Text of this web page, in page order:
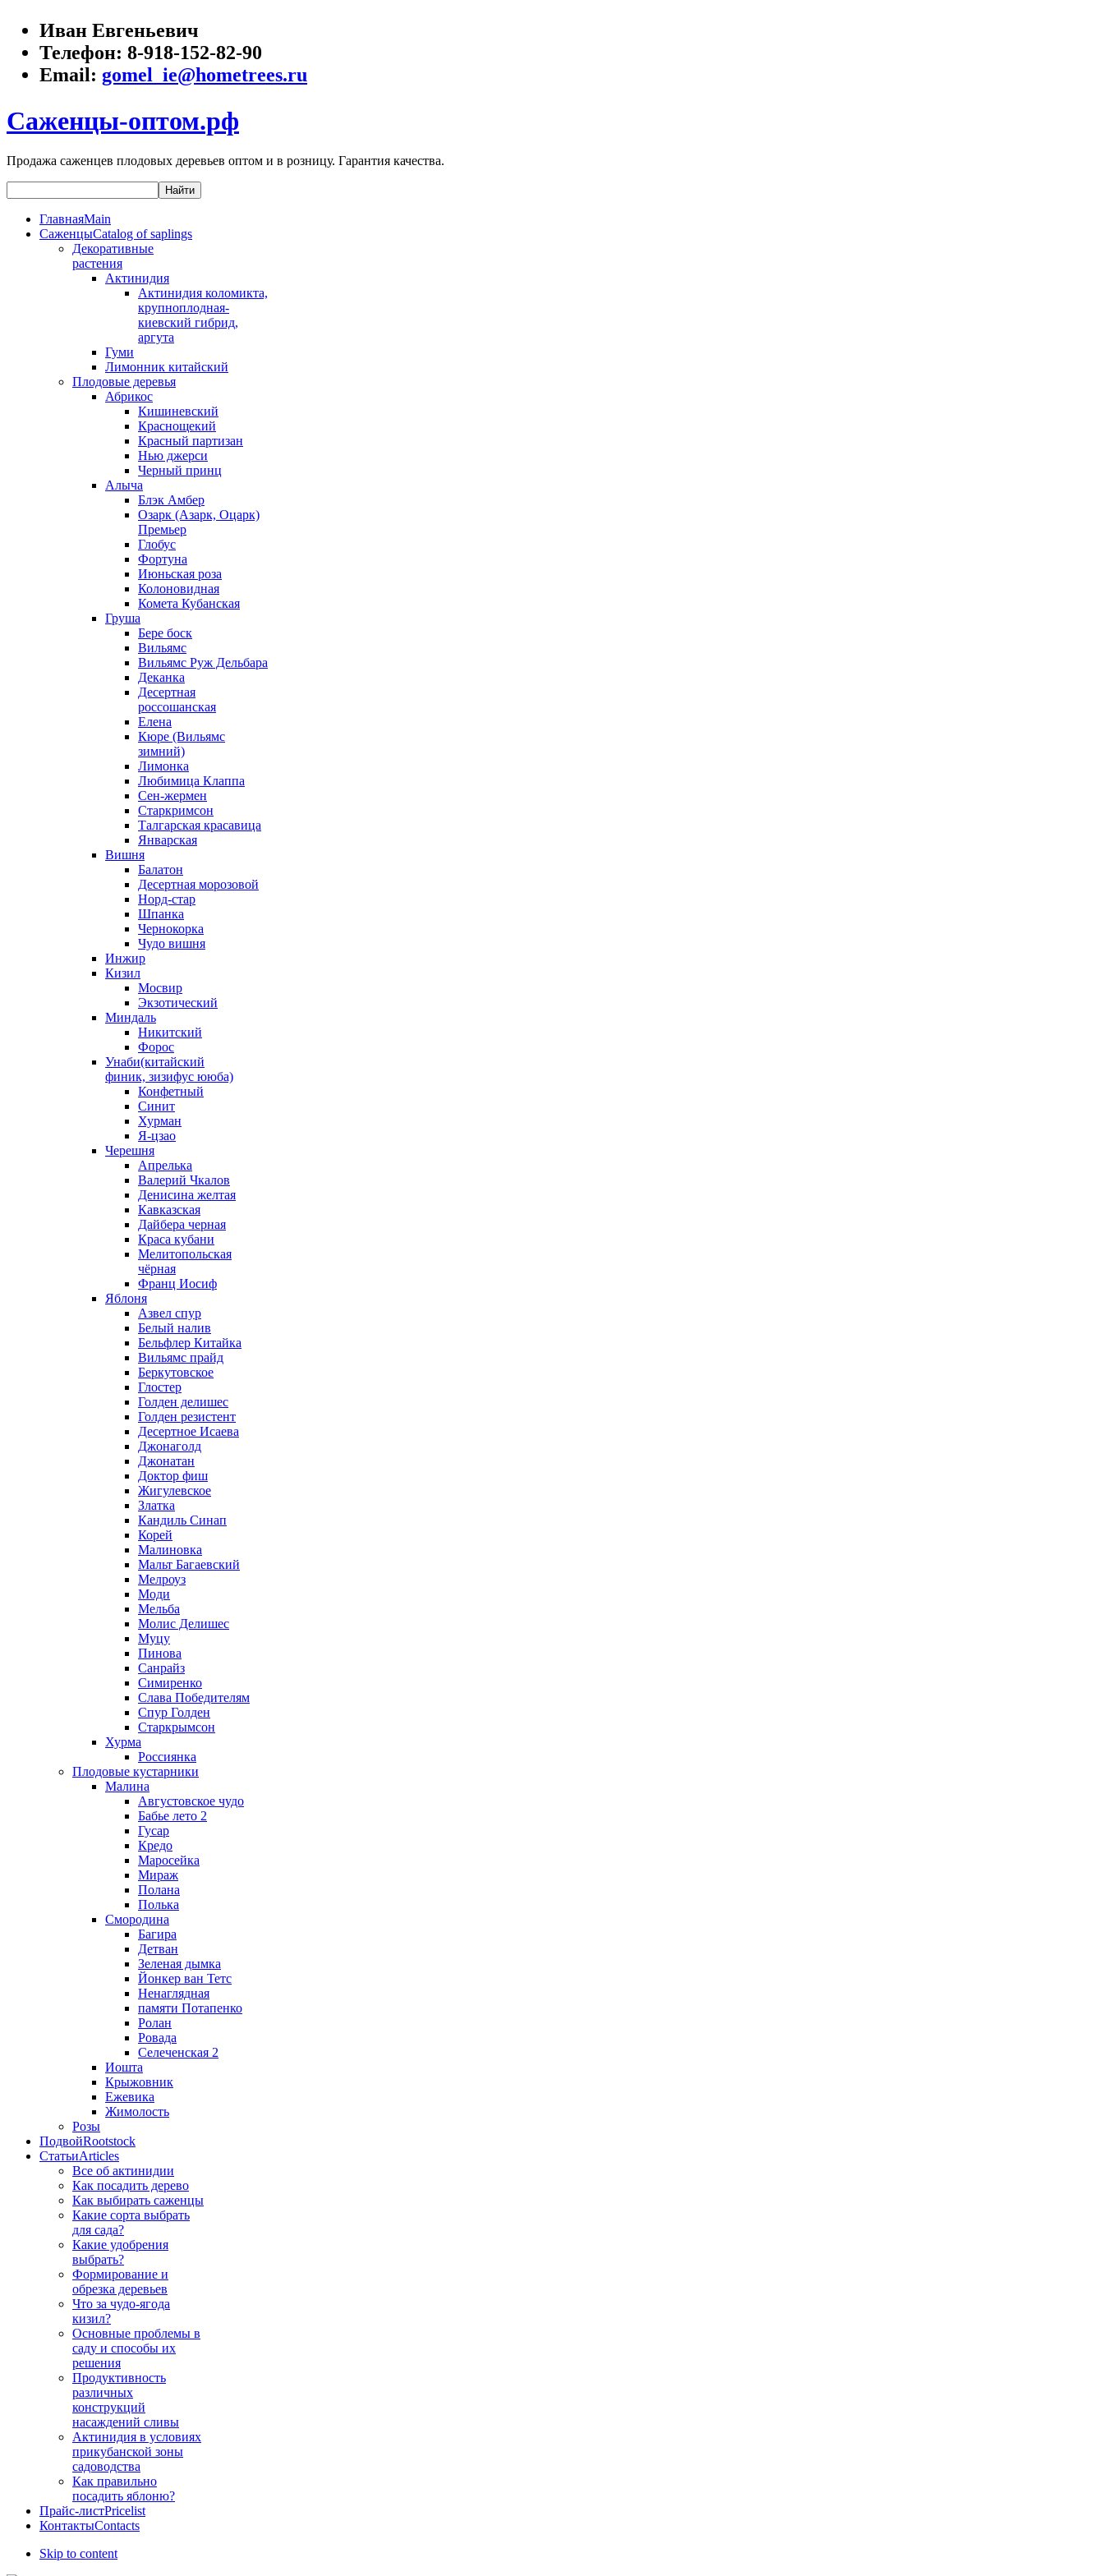
Иван Евгеньевич
Телефон: 8-918-152-82-90
Email: gomel_ie@hometrees.ru
Саженцы-оптом.рф
Продажа саженцев плодовых деревьев оптом и в розницу. Гарантия качества.
ГлавнаяMain
СаженцыCatalog of saplings
Декоративные
растения
Актинидия
Актинидия коломикта,
крупноплодная-
киевский гибрид,
аргута
Гуми
Лимонник китайский
Плодовые деревья
Абрикос
Кишиневский
Краснощекий
Красный партизан
Нью джерси
Черный принц
Алыча
Блэк Амбер
Озарк (Азарк, Оцарк)
Премьер
Глобус
Фортуна
Июньская роза
Колоновидная
Комета Кубанская
Груша
Бере боск
Вильямс
Вильямс Руж Дельбара
Деканка
Десертная
россошанская
Елена
Кюре (Вильямс
зимний)
Лимонка
Любимица Клаппа
Сен-жермен
Старкримсон
Талгарская красавица
Январская
Вишня
Балатон
Десертная морозовой
Норд-стар
Шпанка
Чернокорка
Чудо вишня
Инжир
Кизил
Мосвир
Экзотический
Миндаль
Никитский
Форос
Унаби(китайский
финик, зизифус ююба)
Конфетный
Синит
Хурман
Я-цзао
Черешня
Апрелька
Валерий Чкалов
Денисина желтая
Кавказская
Дайбера черная
Краса кубани
Мелитопольская
чёрная
Франц Иосиф
Яблоня
Азвел спур
Белый налив
Бельфлер Китайка
Вильямс прайд
Беркутовское
Глостер
Голден делишес
Голден резистент
Десертное Исаева
Джонаголд
Джонатан
Доктор фиш
Жигулевское
Златка
Кандиль Синап
Корей
Малиновка
Мальт Багаевский
Мелроуз
Моди
Мельба
Молис Делишес
Муцу
Пинова
Санрайз
Симиренко
Слава Победителям
Спур Голден
Старкрымсон
Хурма
Россиянка
Плодовые кустарники
Малина
Августовское чудо
Бабье лето 2
Гусар
Кредо
Маросейка
Мираж
Полана
Полька
Смородина
Багира
Детван
Зеленая дымка
Йонкер ван Тетс
Ненаглядная
памяти Потапенко
Ролан
Ровада
Селеченская 2
Иошта
Крыжовник
Ежевика
Жимолость
Розы
ПодвойRootstock
СтатьиArticles
Все об актинидии
Как посадить дерево
Как выбирать саженцы
Какие сорта выбрать
для сада?
Какие удобрения
выбрать?
Формирование и
обрезка деревьев
Что за чудо-ягода
кизил?
Основные проблемы в
саду и способы их
решения
Продуктивность
различных
конструкций
насаждений сливы
Актинидия в условиях
прикубанской зоны
садоводства
Как правильно
посадить яблоню?
Прайс-листPricelist
КонтактыContacts
Skip to content